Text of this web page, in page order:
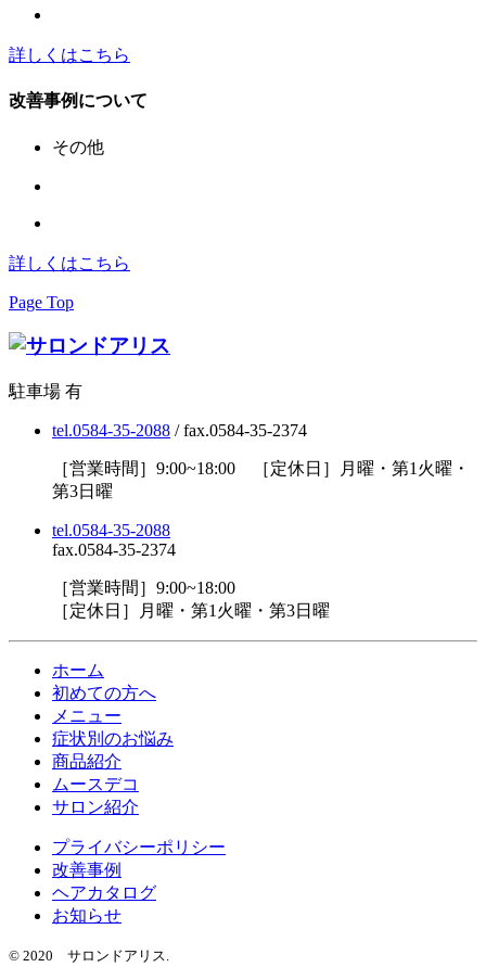
詳しくはこちら
改善事例について
その他
詳しくはこちら
Page Top
駐車場 有
tel.0584-35-2088 / fax.0584-35-2374
［営業時間］9:00~18:00 ［定休日］月曜・第1火曜・
第3日曜
tel.0584-35-2088
fax.0584-35-2374
［営業時間］9:00~18:00
［定休日］月曜・第1火曜・第3日曜
ホーム
初めての方へ
メニュー
症状別のお悩み
商品紹介
ムースデコ
サロン紹介
プライバシーポリシー
改善事例
ヘアカタログ
お知らせ
© 2020 サロンドアリス.